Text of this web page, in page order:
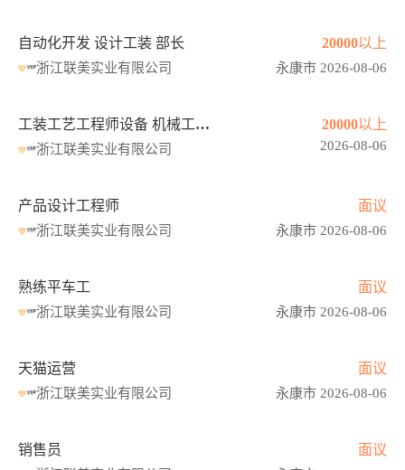
自动化开发 设计工装 部长 20000以上
浙江联美实业有限公司 永康市 2026-08-06
工装工艺工程师设备 机械工程师 20000以上
浙江联美实业有限公司 2026-08-06
产品设计工程师 面议
浙江联美实业有限公司 永康市 2026-08-06
熟练平车工 面议
浙江联美实业有限公司 永康市 2026-08-06
天猫运营 面议
浙江联美实业有限公司 永康市 2026-08-06
销售员 面议